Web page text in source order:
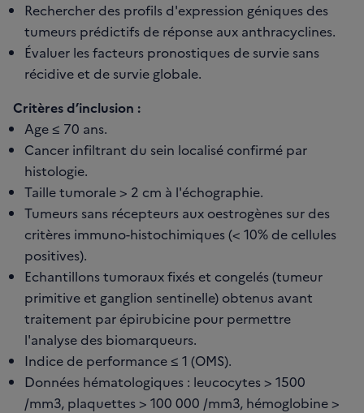
Rechercher des profils d'expression géniques des
tumeurs prédictifs de réponse aux anthracyclines.
Évaluer les facteurs pronostiques de survie sans
récidive et de survie globale.
Critères d’inclusion :
Age ≤ 70 ans.
Cancer infiltrant du sein localisé confirmé par
histologie.
Taille tumorale > 2 cm à l'échographie.
Tumeurs sans récepteurs aux oestrogènes sur des
critères immuno-histochimiques (< 10% de cellules
positives).
Echantillons tumoraux fixés et congelés (tumeur
primitive et ganglion sentinelle) obtenus avant
traitement par épirubicine pour permettre
l'analyse des biomarqueurs.
Indice de performance ≤ 1 (OMS).
Données hématologiques : leucocytes > 1500
/mm3, plaquettes > 100 000 /mm3, hémoglobine >